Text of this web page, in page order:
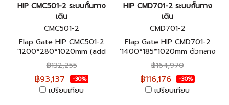
HIP CMC501-2 ระบบกั้นทาง
เดิน
CMC501-2
Flap Gate HIP CMC501-2
'1200*280*1020mm (add
stand) ตัวกลาง ประกันสินค้า 3
ปี
฿132,255
฿93,137 -30%
เปรียบเทียบ
HIP CMD701-2 ระบบกั้นทาง
เดิน
CMD701-2
Flap Gate HIP CMD701-2
'1400*185*1020mm ตัวกลาง
ประกันสินค้า 1 ปี
฿164,970
฿116,176 -30%
เปรียบเทียบ